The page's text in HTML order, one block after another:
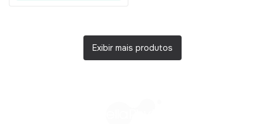
Exibir mais produtos